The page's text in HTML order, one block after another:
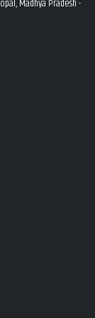
Madhya Pradesh -